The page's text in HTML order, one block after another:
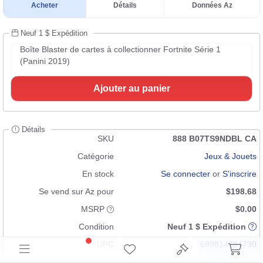
Acheter Détails Données Az
Neuf 1 $ Expédition
Boîte Blaster de cartes à collectionner Fortnite Série 1
(Panini 2019)
Ajouter au panier
Détails
SKU
888 B07TS9NDBL CA
Catégorie
Jeux & Jouets
En stock
Se connecter or S'inscrire
Se vend sur Az pour
$198.68
MSRP
$0.00
Condition
Neuf 1 $ Expédition
689814284730